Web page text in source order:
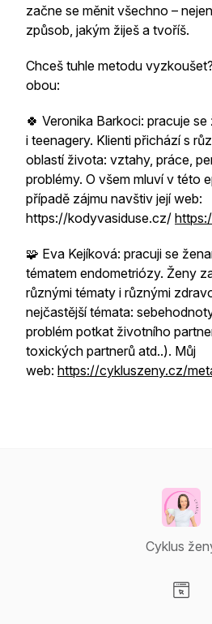
začne se měnit všechno –
způsob, jakým žiješ a tvoříš.
Chceš tuhle metodu
obou:
🍀 Veronika Barkoci: pracuje
i teenagery. Klienti přichází s
oblastí života: vztahy, práce,
problémy. O všem mluví v této
případě zájmu navštiv její web:
https://kodyvasiduse.cz/
🧩 Eva Kejíková: pracuji se
tématem endometriózy. Ženy
různými tématy i různými
nejčastější témata:
problém potkat životního
toxických partnerů atd..). Můj
web: https://cykluszeny.cz/
Cyklus